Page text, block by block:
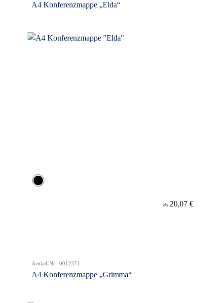
A4 Konferenzmappe „Elda“
ab 20,07 €
Artikel-Nr.: 0012371
A4 Konferenzmappe „Grimma“